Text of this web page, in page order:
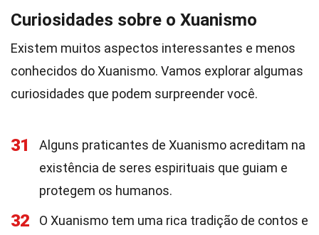
Curiosidades sobre o Xuanismo
Existem muitos aspectos interessantes e menos
conhecidos do Xuanismo. Vamos explorar algumas
curiosidades que podem surpreender você.
31
Alguns praticantes de Xuanismo acreditam na
existência de seres espirituais que guiam e
protegem os humanos.
32
O Xuanismo tem uma rica tradição de contos e